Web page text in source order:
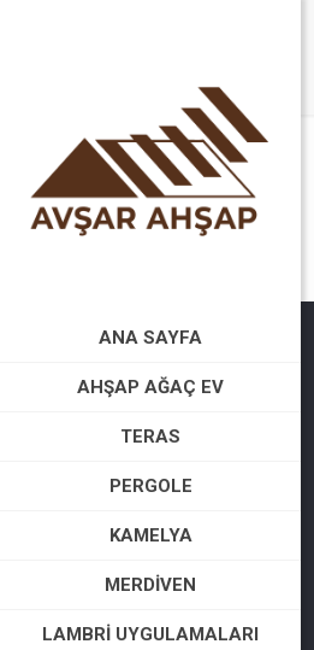
ANA SAYFA
AHŞAP AĞAÇ EV
TERAS
PERGOLE
KAMELYA
MERDIVEN
LAMBRI UYGULAMALARI